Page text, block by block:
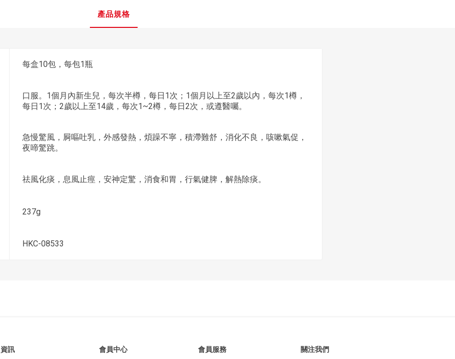
產品規格
每盒10包，每包1瓶
口服。1個月內新生兒，每次半樽，每日1次；1個月以上至2歲以內，每次1樽，
每日1次；2歲以上至14歲，每次1~2樽，每日2次，或遵醫囑。
急慢驚風，屙嘔吐乳，外感發熱，煩躁不寧，積滯難舒，消化不良，咳嗽氣促，
夜啼驚跳。
祛風化痰，息風止痙，安神定驚，消食和胃，行氣健脾，解熱除痰。
237g
HKC-08533
資訊 會員中心 會員服務 關注我們